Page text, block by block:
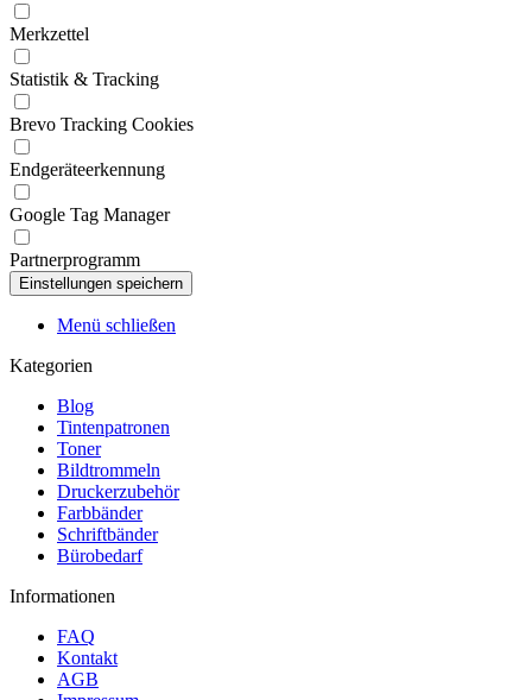
Merkzettel
Statistik & Tracking
Brevo Tracking Cookies
Endgeräteerkennung
Google Tag Manager
Partnerprogramm
Menü schließen
Kategorien
Blog
Tintenpatronen
Toner
Bildtrommeln
Druckerzubehör
Farbbänder
Schriftbänder
Bürobedarf
Informationen
FAQ
Kontakt
AGB